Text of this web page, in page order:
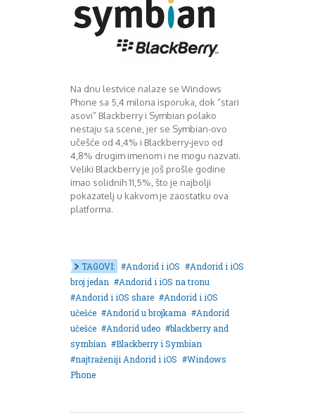
Septembar 2016
Oktobar 2016
Januar 2017
Februar 2017
April 2017
Maj 2017
Juni 2017
August 2017
Februar 2018
Juni 2018
Juli 2018
August 2018
Na dnu lestvice nalaze se Windows
Phone sa 5,4 milona isporuka, dok “stari
asovi” Blackberry i Symbian polako
nestaju sa scene, jer se Symbian-ovo
učešće od 4,4% i Blackberry-jevo od
4,8% drugim imenom i ne mogu nazvati.
Veliki Blackberry je još prošle godine
imao solidnih 11,5%, što je najbolji
pokazatelj u kakvom je zaostatku ova
platforma.
TAGOVI: Andorid i iOS
Andorid i iOS
broj jedan
Andorid i iOS na tronu
Andorid i iOS share
Andorid i iOS
učešće
Andorid u brojkama
Andorid
učešće
Andorid udeo
blackberry and
symbian
Blackberry i Symbian
najtraženiji Andorid i iOS
Windows
Phone